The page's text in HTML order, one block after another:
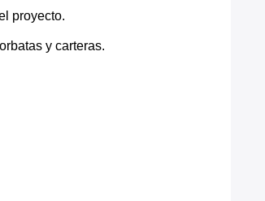
proyecto.
y carteras.